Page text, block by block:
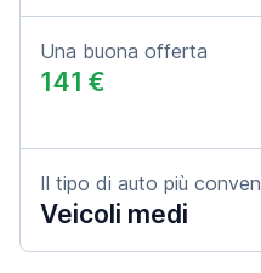
Una buona offerta
141 €
Il tipo di auto più
Veicoli medi